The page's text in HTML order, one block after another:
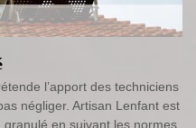
l’apport des techniciens
négliger. Artisan Lenfant est
granulé en suivant les normes